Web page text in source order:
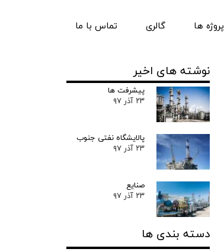
پروژه ها گالری تماس با ما
نوشته های اخیر
پیشرفت ها
۲۳ آذر ۹۷
پالایشگاه نفتی جنوب
۲۳ آذر ۹۷
صنایع
۲۳ آذر ۹۷
دسته بندی ها